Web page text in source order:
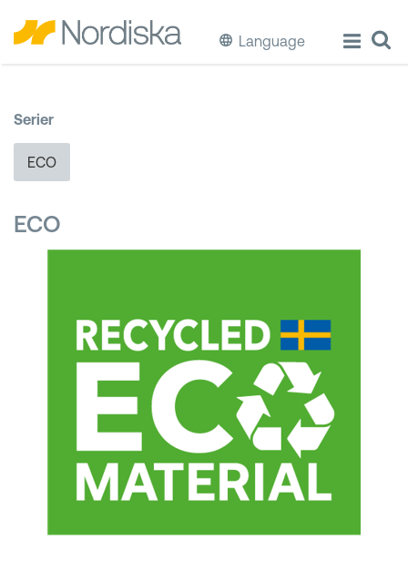
Language
Källsortering
Hinkar & Tunnor
Kundkorgar
Serier
ECO
ECO